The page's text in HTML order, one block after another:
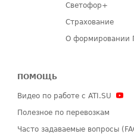
Светофор+
Страхование
О формировании
ПОМОЩЬ
Видео по работе с ATI.SU
Полезное по перевозкам
Часто задаваемые вопросы